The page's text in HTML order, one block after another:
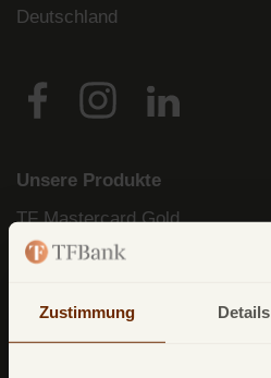
Zustimmung Details
Deutschland
Unsere Produkte
TF Mastercard Gold
TF Bank Tagesgeld